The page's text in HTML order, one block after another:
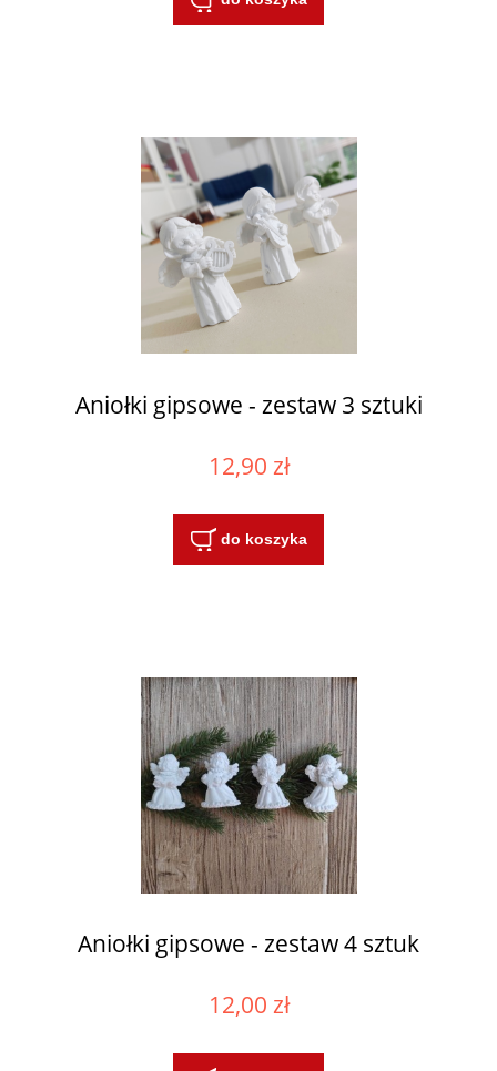
Aniołki gipsowe - zestaw 3 sztuki
12,90 zł
do koszyka
Aniołki gipsowe - zestaw 4 sztuk
12,00 zł